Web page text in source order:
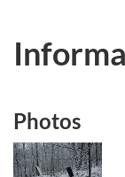
Photos
Image